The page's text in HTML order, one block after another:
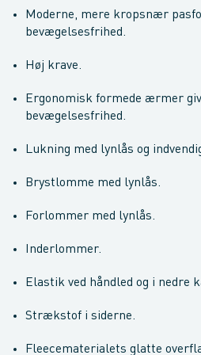
Moderne, mere kropsnær
bevægelsesfrihed.
Høj krave.
Ergonomisk formede ærmer
bevægelsesfrihed.
Lukning med lynlås og
Brystlomme med lynlås.
Forlommer med lynlås.
Inderlommer.
Elastik ved håndled og i nedre
Strækstof i siderne.
Fleecematerialets glatte